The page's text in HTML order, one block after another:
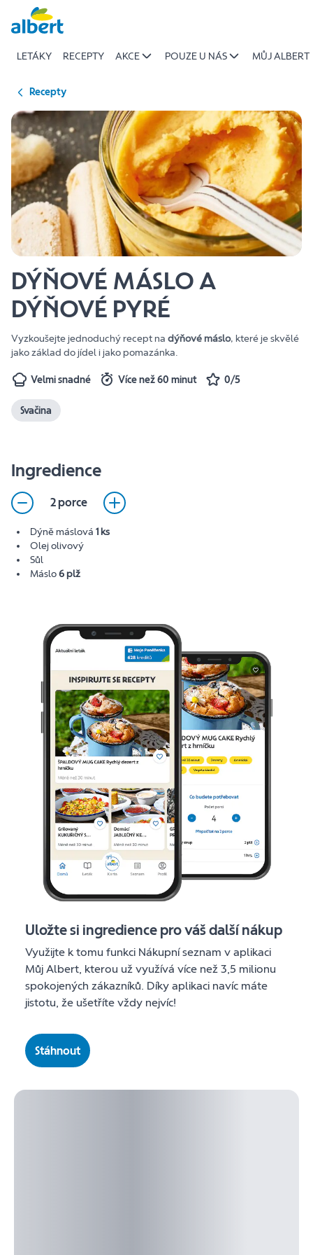
Přeskočit
LETÁKY RECEPTY AKCE POUZE U NÁS MŮJ ALBERT
Recepty
DÝŇOVÉ MÁSLO A
DÝŇOVÉ PYRÉ
Vyzkoušejte jednoduchý recept na dýňové máslo, které je skvělé
jako základ do jídel i jako pomazánka.
Velmi snadné Více než 60 minut 0/5
Svačina
Ingredience
2 porce
Dýně máslová 1 ks
Olej olivový
Sůl
Máslo6 plž
Uložte si ingredience pro váš další nákup
Využijte k tomu funkci Nákupní seznam v aplikaci
Můj Albert, kterou už využívá více než 3,5 milionu
spokojených zákazníků. Díky aplikaci navíc máte
jistotu, že ušetříte vždy nejvíc!
Stáhnout